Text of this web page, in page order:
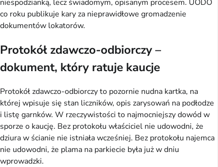
niespodzianką, lecz świadomym, opisanym procesem. UODO
co roku publikuje kary za nieprawidłowe gromadzenie
dokumentów lokatorów.
Protokół zdawczo-odbiorczy –
dokument, który ratuje kaucje
Protokół zdawczo-odbiorczy to pozornie nudna kartka, na
której wpisuje się stan liczników, opis zarysowań na podłodze
i listę garnków. W rzeczywistości to najmocniejszy dowód w
sporze o kaucję. Bez protokołu właściciel nie udowodni, że
dziura w ścianie nie istniała wcześniej. Bez protokołu najemca
nie udowodni, że plama na parkiecie była już w dniu
wprowadzki.